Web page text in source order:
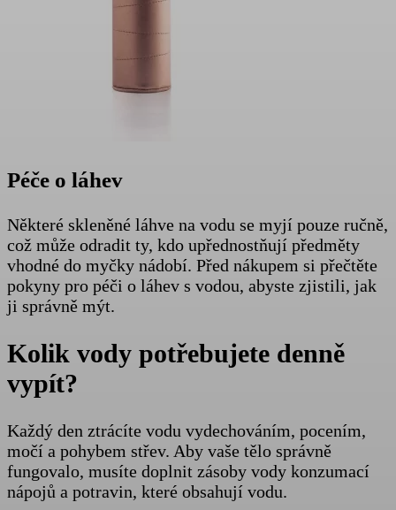
Péče o láhev
Některé skleněné láhve na vodu se myjí pouze ručně,
což může odradit ty, kdo upřednostňují předměty
vhodné do myčky nádobí. Před nákupem si přečtěte
pokyny pro péči o láhev s vodou, abyste zjistili, jak
ji správně mýt.
Kolik vody potřebujete denně
vypít?
Každý den ztrácíte vodu vydechováním, pocením,
močí a pohybem střev. Aby vaše tělo správně
fungovalo, musíte doplnit zásoby vody konzumací
nápojů a potravin, které obsahují vodu.